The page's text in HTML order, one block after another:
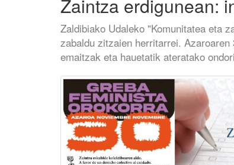
Zaintza erdigunean:
Zaldibiako Udaleko "Komunitatea eta
zabaldu zitzaien herritarrei.
emaitzak eta hauetatik ateratako